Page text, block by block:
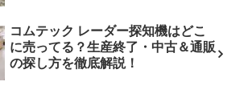
コムテック レーダー探知機はどこ
に売ってる？生産終了・中古＆通販
の探し方を徹底解説！